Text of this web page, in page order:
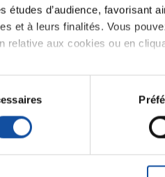
études d’audience, favorisant
et à leurs finalités. Vous
relative aux cookies ou en
nous aimerions
des informations sur votre
. Vous pouvez modifier ou retirer
à